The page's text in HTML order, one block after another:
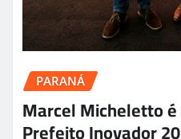
PARANÁ
Marcel Micheletto